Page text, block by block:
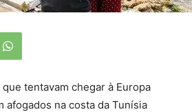
tentavam chegar à Europa
afogados na costa da Tunísia